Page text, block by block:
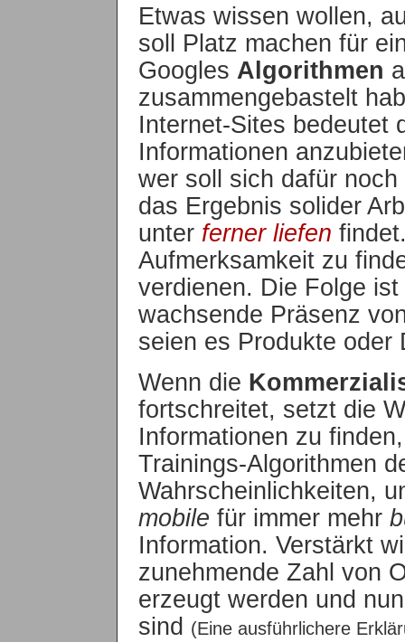
Etwas wissen wollen,
soll Platz machen für
Googles Algorithmen
zusammengebastelt
Internet-Sites bedeutet
Informationen
wer soll sich dafür
das Ergebnis solider
unter ferner liefen
Aufmerksamkeit zu
verdienen. Die Folge
wachsende Präsenz
seien es Produkte oder
Wenn die
fortschreitet, setzt die
Informationen zu
Trainings-Algorithmen
Wahrscheinlichkeiten,
mobile für immer mehr
Information. Verstärkt
zunehmende Zahl von
erzeugt werden und
sind (Eine ausführlichere